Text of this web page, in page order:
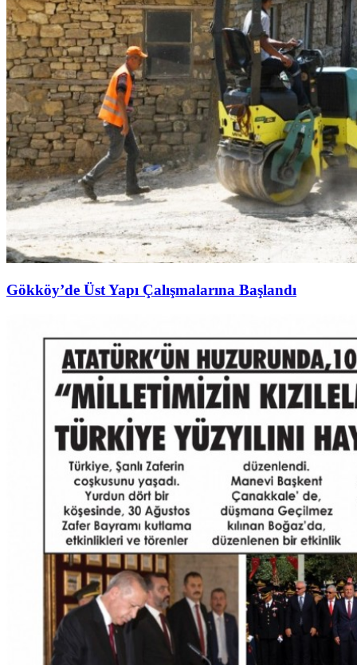
Gökköy’de Üst Yapı Çalışmalarına Başlandı